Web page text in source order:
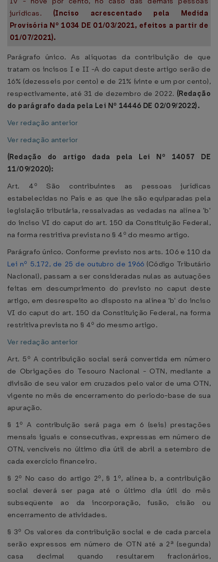
jurídicas. (Inciso acrescentado pela Medida
Provisória Nº 1034 DE 01/03/2021, efeitos a partir de
01/07/2021).
Parágrafo único. As alíquotas da contribuição de que
tratam os incisos I e II -A do caput deste artigo serão de
16% (dezesseis por cento) e de 21% (vinte e um por cento),
respectivamente, até 31 de dezembro de 2022. (Redação
do parágrafo dada pela Lei Nº 14446 DE 02/09/2022).
Ver redação anterior
Ver redação anterior
(Redação do artigo dada pela Lei Nº 14057 DE
11/09/2020):
Art. 4º São contribuintes as pessoas jurídicas
estabelecidas no País e as que lhe são equiparadas pela
legislação tributária, ressalvadas as vedadas na alínea 'b'
do inciso VI do caput do art. 150 da Constituição Federal,
na forma restritiva prevista no § 4º do mesmo artigo.
Parágrafo único. Conforme previsto nos arts. 106 e 110 da
Lei nº 5.172, de 25 de outubro de 1966 (Código Tributário
Nacional), passam a ser consideradas nulas as autuações
feitas em descumprimento do previsto no caput deste
artigo, em desrespeito ao disposto na alínea 'b' do inciso
VI do caput do art. 150 da Constituição Federal, na forma
restritiva prevista no § 4º do mesmo artigo.
Ver redação anterior
Art. 5º A contribuição social será convertida em número
de Obrigações do Tesouro Nacional - OTN, mediante a
divisão de seu valor em cruzados pelo valor de uma OTN,
vigente no mês de encerramento do período-base de sua
apuração.
§ 1º A contribuição será paga em 6 (seis) prestações
mensais iguais e consecutivas, expressas em número de
OTN, vencíveis no último dia útil de abril a setembro de
cada exercício financeiro.
§ 2º No caso do artigo 2º, § 1º, alínea b, a contribuição
social deverá ser paga até o último dia útil do mês
subseqüente ao da incorporação, fusão, cisão ou
encerramento de atividades.
§ 3º Os valores da contribuição social e de cada parcela
serão expressos em número de OTN até a 2ª (segunda)
casa decimal quando resultarem fracionários,